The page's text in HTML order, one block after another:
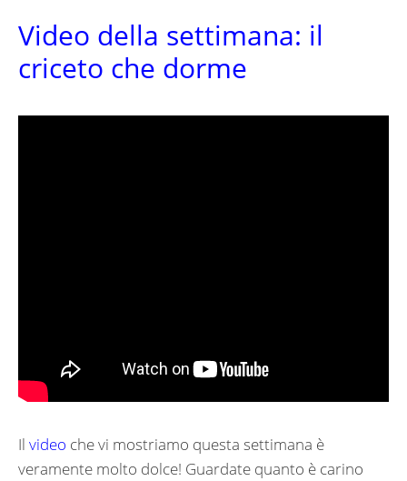
Video della settimana: il
criceto che dorme
Il video che vi mostriamo questa settimana è
veramente molto dolce! Guardate quanto è carino